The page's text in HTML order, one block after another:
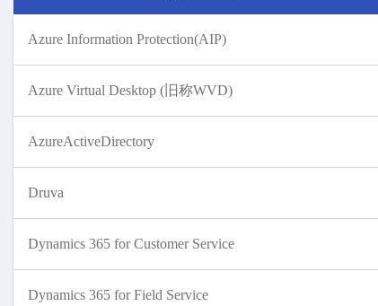
Azure Information Protection(AIP)
Azure Virtual Desktop (旧称WVD)
AzureActiveDirectory
Druva
Dynamics 365 for Customer Service
Dynamics 365 for Field Service